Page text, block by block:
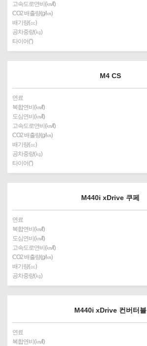
고속도로연비(㎞/ℓ)
CO2 배출량(g/㎞)
배기량(㏄)
공차중량(㎏)
타이어(″)
M4 CS
연료
복합연비(㎞/ℓ)
도심연비(㎞/ℓ)
고속도로연비(㎞/ℓ)
CO2 배출량(g/㎞)
배기량(㏄)
공차중량(㎏)
타이어(″)
M440i xDrive 쿠페
연료
복합연비(㎞/ℓ)
도심연비(㎞/ℓ)
고속도로연비(㎞/ℓ)
CO2 배출량(g/㎞)
배기량(㏄)
공차중량(㎏)
M440i xDrive 컨버터블
연료
복합연비(㎞/ℓ)